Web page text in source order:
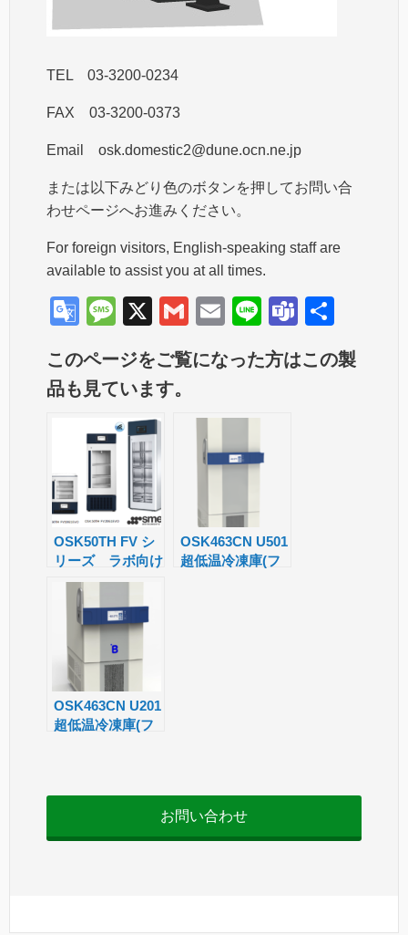
TEL 03-3200-0234
FAX 03-3200-0373
Email osk.domestic2@dune.ocn.ne.jp
または以下みどり色のボタンを押してお問い合
わせページへお進みください。
For foreign visitors, English-speaking staff are
available to assist you at all times.
G
o
gl
e
Tr
a
n
sl
at
e
M
ss
a
g
X
G
ail
E
ail
Li
e
T
a
このページをご覧になった方はこの製
品も見ています。
OSK50TH FV シ
リーズ ラボ向け
業務用冷蔵庫
OSK463CN U501
超低温冷凍庫(フ
OSK463CN U201
超低温冷凍庫(フ
お問い合わせ